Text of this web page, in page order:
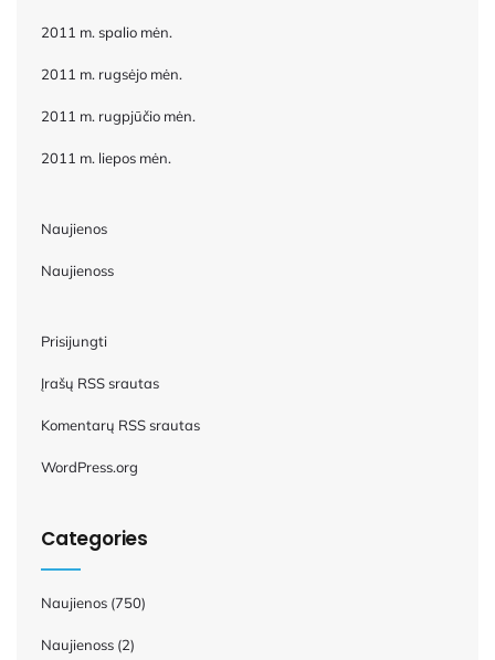
2011 m. spalio mėn.
2011 m. rugsėjo mėn.
2011 m. rugpjūčio mėn.
2011 m. liepos mėn.
Naujienos
Naujienoss
Prisijungti
Įrašų RSS srautas
Komentarų RSS srautas
WordPress.org
Categories
Naujienos (750)
Naujienoss (2)